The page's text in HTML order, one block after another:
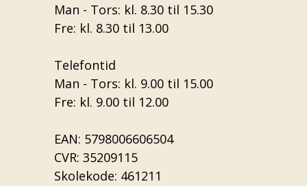
Man - Tors: kl. 8.30 til 15.30
Fre: kl. 8.30 til 13.00
Telefontid
Man - Tors: kl. 9.00 til 15.00
Fre: kl. 9.00 til 12.00
EAN: 5798006606504
CVR: 35209115
Skolekode: 461211